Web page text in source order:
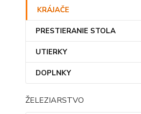
KRÁJAČE
PRESTIERANIE STOLA
UTIERKY
DOPLNKY
ŽELEZIARSTVO